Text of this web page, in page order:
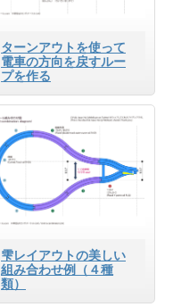
ターンアウトを使って
電車の方向を戻すルー
プを作る
雫レイアウトの美しい
組み合わせ例（４種
類）